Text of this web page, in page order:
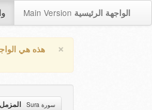
Main Version الواجهة الرئيسية
× هذه هي
سورة Sura المزمل